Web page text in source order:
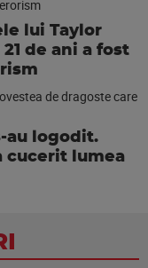
lui Taylor
de ani a fost
au logodit.
cucerit lumea